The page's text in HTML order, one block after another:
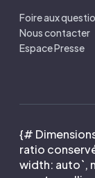
Foire aux
Nous contacter
Espace Presse
{#
ratio
width: auto`,